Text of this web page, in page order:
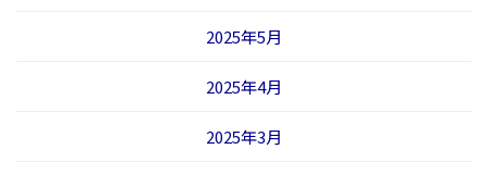
2025年5月
2025年4月
2025年3月